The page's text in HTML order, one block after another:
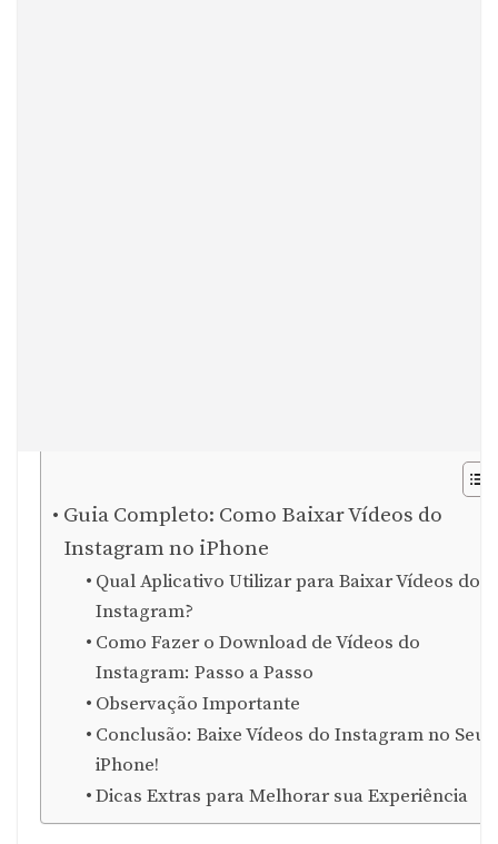
Guia Completo: Como Baixar Vídeos do
Instagram no iPhone
Qual Aplicativo Utilizar para Baixar Vídeos do
Instagram?
Como Fazer o Download de Vídeos do
Instagram: Passo a Passo
Observação Importante
Conclusão: Baixe Vídeos do Instagram no Seu
iPhone!
Dicas Extras para Melhorar sua Experiência